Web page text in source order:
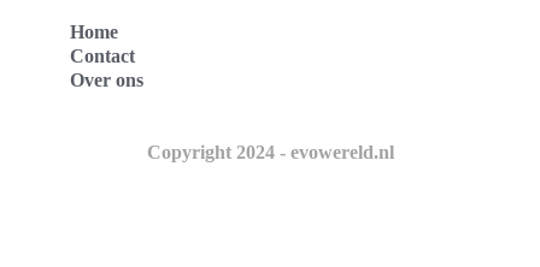
Home
Contact
Over ons
Copyright 2024 - evowereld.nl